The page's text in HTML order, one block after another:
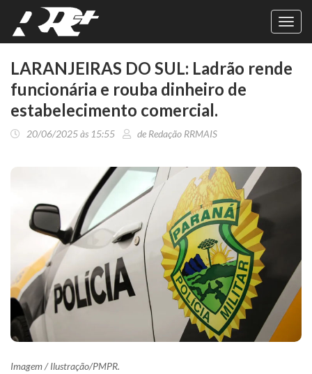
LARANJEIRAS DO SUL: Ladrão rende
funcionária e rouba dinheiro de
estabelecimento comercial.
20/06/2025 às 15:55 de Redação RRMAIS
Imagem / Ilustração/PMPR.